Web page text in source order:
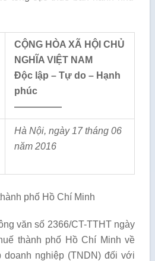
CỘNG HÒA XÃ HỘI CHỦ
NGHĨA VIỆT NAM
Độc lập – Tự do – Hạnh
phúc
—————
Hà Nội, ngày 17tháng06
năm 2016
phố Hồ Chí Minh
văn số 2366/CT-TTHT ngày
thành phố Hồ Chí Minh về
doanh nghiệp (TNDN) đối với